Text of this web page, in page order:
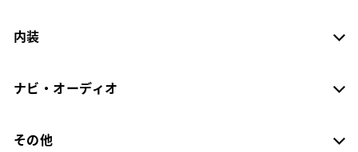
内装
ナビ・オーディオ
その他